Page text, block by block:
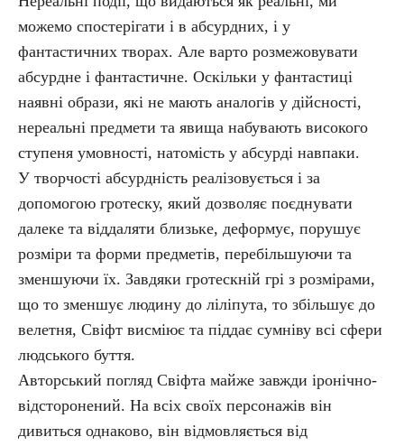
можемо спостерігати і в абсурдних, і у
фантастичних творах. Але варто розмежовувати
абсурдне і фантастичне. Оскільки у фантастиці
наявні образи, які не мають аналогів у дійсності,
нереальні предмети та явища набувають високого
ступеня умовності, натомість у абсурді навпаки.
У творчості абсурдність реалізовується і за
допомогою гротеску, який дозволяє поєднувати
далеке та віддаляти близьке, деформує, порушує
розміри та форми предметів, перебільшуючи та
зменшуючи їх. Завдяки гротескній грі з розмірами,
що то зменшує людину до ліліпута, то збільшує до
велетня, Свіфт висміює та піддає сумніву всі сфери
людського буття.
Авторський погляд Свіфта майже завжди іронічно-
відсторонений. На всіх своїх персонажів він
дивиться однаково, він відмовляється від